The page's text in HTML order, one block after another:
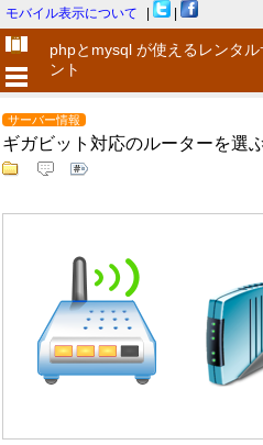
モバイル表示について
phpとmysql が使えるレンタ
ント
サーバー情報
ギガビット対応のルーターを選